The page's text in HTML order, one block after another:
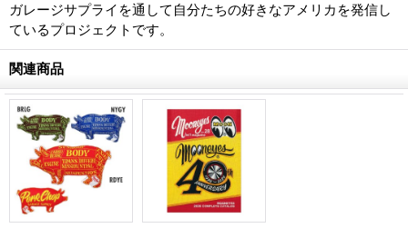
ガレージサプライを通して自分たちの好きなアメリカを発信し
ているプロジェクトです。
関連商品